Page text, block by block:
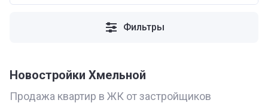
Фильтры
Новостройки Хмельной
Продажа квартир в ЖК от застройщиков